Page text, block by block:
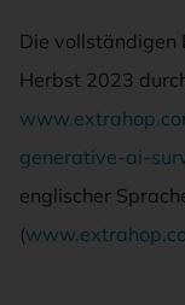
Die vollständigen
Herbst 2023
generative-ai-
englischer
(